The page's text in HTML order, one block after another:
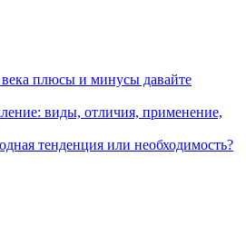
плюсы и минусы давайте
виды, отличия, применение,
тенденция или необходимость?